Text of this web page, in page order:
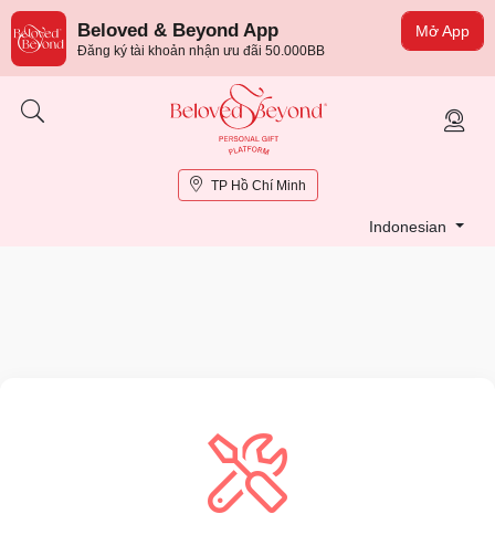
Mở App
Beloved & Beyond App
Đăng ký tài khoản nhận ưu đãi 50.000BB
TP Hồ Chí Minh
Indonesian